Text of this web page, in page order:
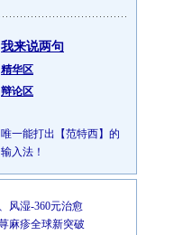
我来说两句
精华区
辩论区
唯一能打出【范特西】的
输入法！